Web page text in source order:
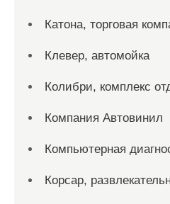
Катона, торговая
Клевер, автомойка
Колибри, комплекс
Компания Автовинил
Компьютерная
Корсар,